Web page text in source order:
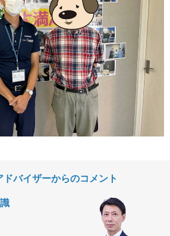
ドバイザーからのコメント